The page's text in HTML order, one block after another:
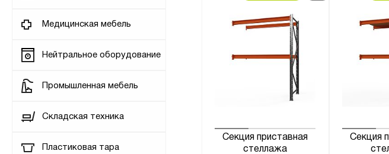
Медицинская мебель
Нейтральное оборудование
Промышленная мебель
Складская техника
Пластиковая тара
Секция приставная
стеллажа
Секция